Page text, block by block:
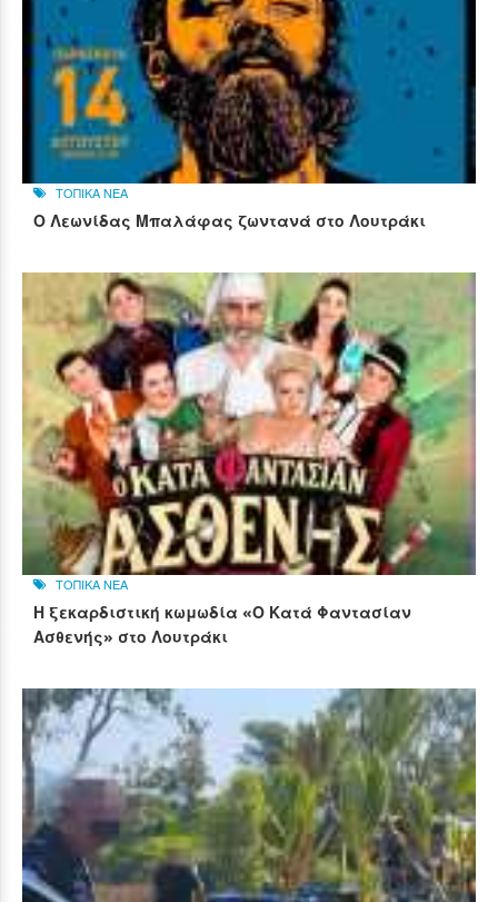
ΤΟΠΙΚΑ ΝΕΑ
Ο Λεωνίδας Μπαλάφας ζωντανά στο Λουτράκι
ΤΟΠΙΚΑ ΝΕΑ
Η ξεκαρδιστική κωμωδία «Ο Κατά Φαντασίαν
Ασθενής» στο Λουτράκι